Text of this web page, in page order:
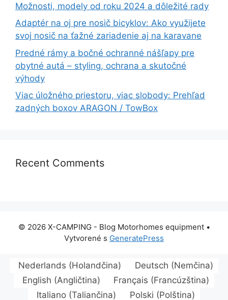
Možnosti, modely od roku 2024 a dôležité rady
Adaptér na oj pre nosič bicyklov: Ako využijete
svoj nosič na ťažné zariadenie aj na karavane
Predné rámy a bočné ochranné nášľapy pre
obytné autá – styling, ochrana a skutočné
výhody
Viac úložného priestoru, viac slobody: Prehľad
zadných boxov ARAGON / TowBox
Recent Comments
© 2026 X-CAMPING - Blog Motorhomes equipment•
Vytvorené s GeneratePress
Nederlands (Holandčina) Deutsch (Nemčina)
English (Angličtina) Français (Francúzština)
Italiano (Taliančina) Polski (Polština)